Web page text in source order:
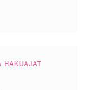
HAKUAJAT